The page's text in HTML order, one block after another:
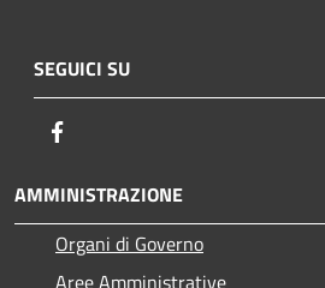
SEGUICI SU
AMMINISTRAZIONE
Organi di Governo
Aree Amministrative